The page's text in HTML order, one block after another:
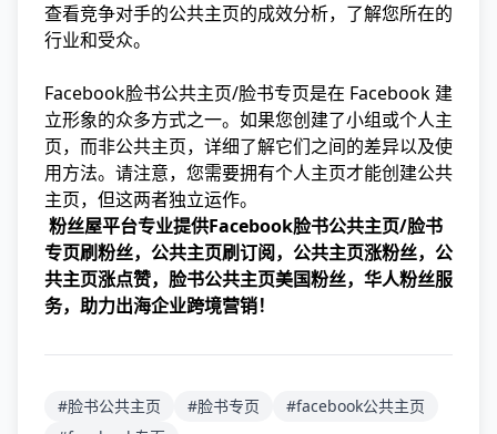
查看竞争对手的公共主页的成效分析，了解您所在的
行业和受众。
Facebook脸书公共主页/脸书专页是在 Facebook 建
立形象的众多方式之一。如果您创建了小组或个人主
页，而非公共主页，详细了解它们之间的差异以及使
用方法。请注意，您需要拥有个人主页才能创建公共
主页，但这两者独立运作。
粉丝屋平台专业提供Facebook脸书公共主页/脸书
专页刷粉丝，公共主页刷订阅，公共主页涨粉丝，公
共主页涨点赞，脸书公共主页美国粉丝，华人粉丝服
务，助力出海企业跨境营销！
#脸书公共主页 #脸书专页
#facebook公共主页